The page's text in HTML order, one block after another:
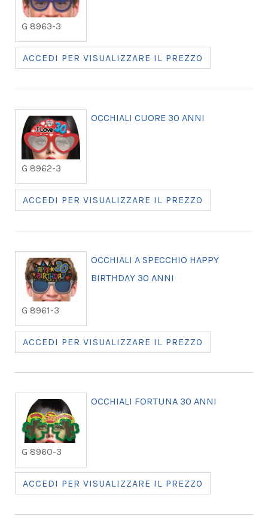
G 8963-3
ACCEDI PER VISUALIZZARE IL PREZZO
G 8962-3
OCCHIALI CUORE 30 ANNI
ACCEDI PER VISUALIZZARE IL PREZZO
G 8961-3
OCCHIALI A SPECCHIO HAPPY
BIRTHDAY 30 ANNI
ACCEDI PER VISUALIZZARE IL PREZZO
G 8960-3
OCCHIALI FORTUNA 30 ANNI
ACCEDI PER VISUALIZZARE IL PREZZO